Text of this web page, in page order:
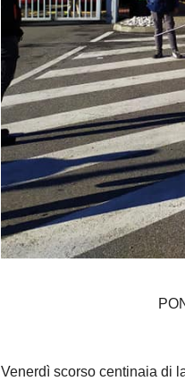
Venerdì scorso centinaia di